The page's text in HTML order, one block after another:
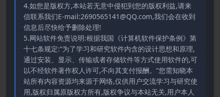
4.如您是版权方,本站若无意中侵犯到您的版权利益,请来
信联系我们E-mail:2690565141@QQ.com,我们会在收到
信息后尽快给予删除处理!
5.网站软件免责说明:根据我国《计算机软件保护条例》第
十七条规定:“为了学习和研究软件内含的设计思想和原理,
通过安装、显示、传输或者存储软件等方式使用软件的,可
以不经软件著作权人许可,不向其支付报酬。”您需知晓本
站所有内容资源均来源于网络,仅供用户交流学习与研究使
用,版权归属原版权方所有,版权争议与本站无关,用户本人